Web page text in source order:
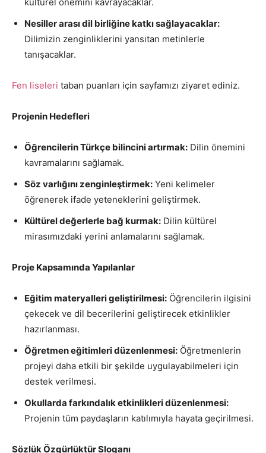
kültürel önemini kavrayacaklar.
Nesiller arası dil birliğine katkı sağlayacaklar:
Dilimizin zenginliklerini yansıtan metinlerle
tanışacaklar.
Fen liseleri taban puanları için sayfamızı ziyaret ediniz.
Projenin Hedefleri
Öğrencilerin Türkçe bilincini artırmak: Dilin önemini
kavramalarını sağlamak.
Söz varlığını zenginleştirmek: Yeni kelimeler
öğrenerek ifade yeteneklerini geliştirmek.
Kültürel değerlerle bağ kurmak: Dilin kültürel
mirasımızdaki yerini anlamalarını sağlamak.
Proje Kapsamında Yapılanlar
Eğitim materyalleri geliştirilmesi: Öğrencilerin ilgisini
çekecek ve dil becerilerini geliştirecek etkinlikler
hazırlanması.
Öğretmen eğitimleri düzenlenmesi: Öğretmenlerin
projeyi daha etkili bir şekilde uygulayabilmeleri için
destek verilmesi.
Okullarda farkındalık etkinlikleri düzenlenmesi:
Projenin tüm paydaşların katılımıyla hayata geçirilmesi.
Sözlük Özgürlüktür Sloganı